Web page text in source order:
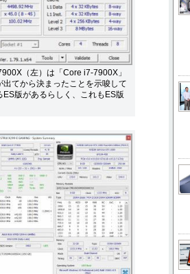
（左）は「Core i7-7900X」
てから決まったことを示唆して
版があるらしく、これもES版